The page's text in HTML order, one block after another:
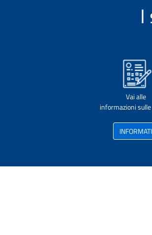
I
Vai alle
informazioni
INFORMATI